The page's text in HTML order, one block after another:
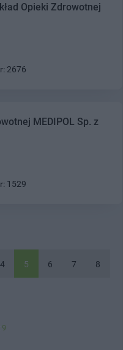
Opieki Zdrowotnej
2676
MEDIPOL Sp. z
1529
4 5 6 7 8
9